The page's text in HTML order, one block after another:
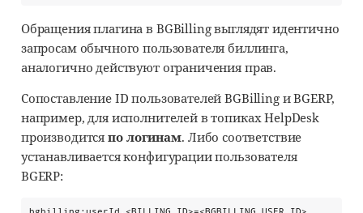
Обращения плагина в BGBilling выглядят идентично
запросам обычного пользователя биллинга,
аналогично действуют ограничения прав.
Сопоставление ID пользователей BGBilling и BGERP,
например, для исполнителей в топиках HelpDesk
производится по логинам. Либо соответствие
устанавливается конфигурации пользователя
BGERP: